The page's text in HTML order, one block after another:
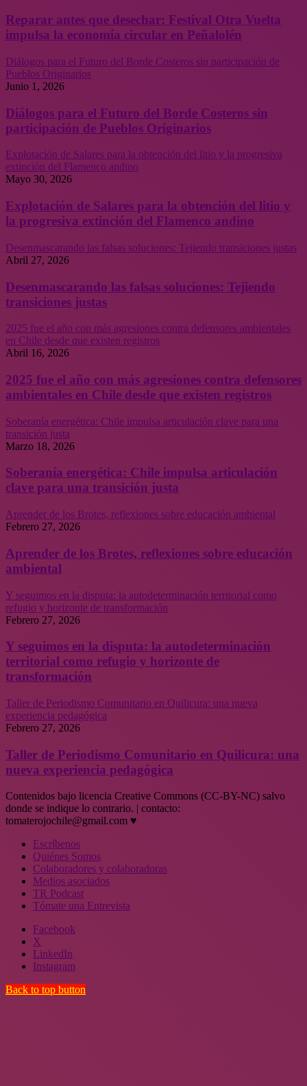
Reparar antes que desechar: Festival Otra Vuelta
impulsa la economía circular en Peñalolén
Diálogos para el Futuro del Borde Costeros sin participación de
Pueblos Originarios
Junio 1, 2026
Diálogos para el Futuro del Borde Costeros sin
participación de Pueblos Originarios
Explotación de Salares para la obtención del litio y la progresiva
extinción del Flamenco andino
Mayo 30, 2026
Explotación de Salares para la obtención del litio y
la progresiva extinción del Flamenco andino
Desenmascarando las falsas soluciones: Tejiendo transiciones justas
Abril 27, 2026
Desenmascarando las falsas soluciones: Tejiendo
transiciones justas
2025 fue el año con más agresiones contra defensores ambientales
en Chile desde que existen registros
Abril 16, 2026
2025 fue el año con más agresiones contra defensores
ambientales en Chile desde que existen registros
Soberanía energética: Chile impulsa articulación clave para una
transición justa
Marzo 18, 2026
Soberanía energética: Chile impulsa articulación
clave para una transición justa
Aprender de los Brotes, reflexiones sobre educación ambiental
Febrero 27, 2026
Aprender de los Brotes, reflexiones sobre educación
ambiental
Y seguimos en la disputa: la autodeterminación territorial como
refugio y horizonte de transformación
Febrero 27, 2026
Y seguimos en la disputa: la autodeterminación
territorial como refugio y horizonte de
transformación
Taller de Periodismo Comunitario en Quilicura: una nueva
experiencia pedagógica
Febrero 27, 2026
Taller de Periodismo Comunitario en Quilicura: una
nueva experiencia pedagógica
Contenidos bajo licencia Creative Commons (CC-BY-NC) salvo
donde se indique lo contrario. | contacto:
tomaterojochile@gmail.com ♥
Escríbenos
Quiénes Somos
Colaboradores y colaboradoras
Medios asociados
TR Podcast
Tómate una Entrevista
Facebook
X
LinkedIn
Instagram
Back to top button